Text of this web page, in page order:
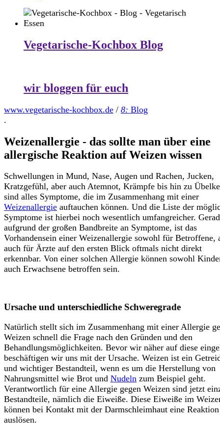
Vegetarische-Kochbox Blog
wir bloggen für euch
www.vegetarische-kochbox.de / 8: Blog
.
Weizenallergie - das sollte man über eine
allergische Reaktion auf Weizen wissen
Schwellungen in Mund, Nase, Augen und Rachen, Jucken,
Kratzgefühl, aber auch Atemnot, Krämpfe bis hin zu
sind alles Symptome, die im Zusammenhang mit einer
Weizenallergie auftauchen können. Und die Liste der
Symptome ist hierbei noch wesentlich umfangreicher.
aufgrund der großen Bandbreite an Symptome, ist das
Vorhandensein einer Weizenallergie sowohl für Betroffene,
auch für Ärzte auf den ersten Blick oftmals nicht direkt
erkennbar. Von einer solchen Allergie können sowohl
auch Erwachsene betroffen sein.
Ursache und unterschiedliche Schweregrade
Natürlich stellt sich im Zusammenhang mit einer Allergie
Weizen schnell die Frage nach den Gründen und den
Behandlungsmöglichkeiten. Bevor wir näher auf diese
beschäftigen wir uns mit der Ursache. Weizen ist ein
und wichtiger Bestandteil, wenn es um die Herstellung von
Nahrungsmittel wie Brot und Nudeln zum Beispiel geht.
Verantwortlich für eine Allergie gegen Weizen sind jetzt
Bestandteile, nämlich die Eiweiße. Diese Eiweiße im
können bei Kontakt mit der Darmschleimhaut eine Reaktion
auslösen.